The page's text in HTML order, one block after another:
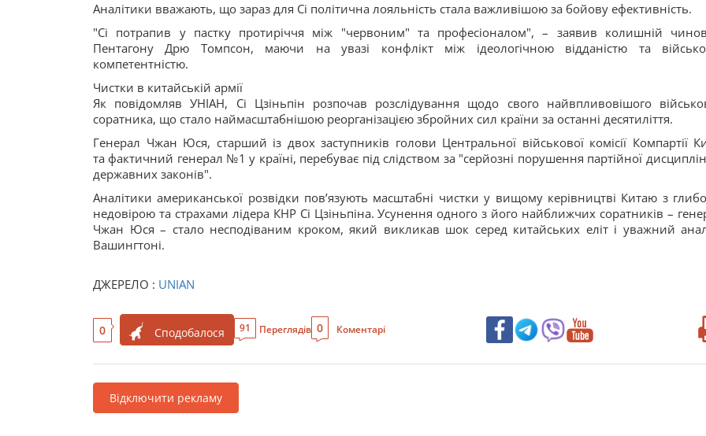
Аналітики вважають, що зараз для Сі політична лояльність стала важливішою за бойову ефективність.
"Сі потрапив у пастку протиріччя між "червоним" та професіоналом", – заявив колишній
Пентагону Дрю Томпсон, маючи на увазі конфлікт між ідеологічною відданістю та
компетентністю.
Чистки в китайській армії
Як повідомляв УНІАН, Сі Цзіньпін розпочав розслідування щодо свого найвпливовішого
соратника, що стало наймасштабнішою реорганізацією збройних сил країни за останні десятиліття.
Генерал Чжан Юся, старший із двох заступників голови Центральної військової комісії Компартії
та фактичний генерал №1 у країні, перебуває під слідством за "серйозні порушення партійної
державних законів".
Аналітики американської розвідки пов’язують масштабні чистки у вищому керівництві Китаю з
недовірою та страхами лідера КНР Сі Цзіньпіна. Усунення одного з його найближчих соратників –
Чжан Юся – стало несподіваним кроком, який викликав шок серед китайських еліт і уважний
Вашингтоні.
ДЖЕРЕЛО : UNIAN
0 Сподобалося 91 Переглядів 0 Коментарі
Відключити рекламу